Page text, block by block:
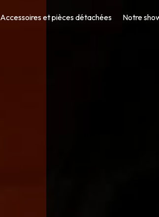
Accessoires et pièces détachées Notre